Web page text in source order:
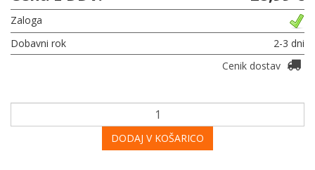
Zaloga
Dobavni rok
2-3 dni
Cenik dostav
DODAJ V KOŠARICO